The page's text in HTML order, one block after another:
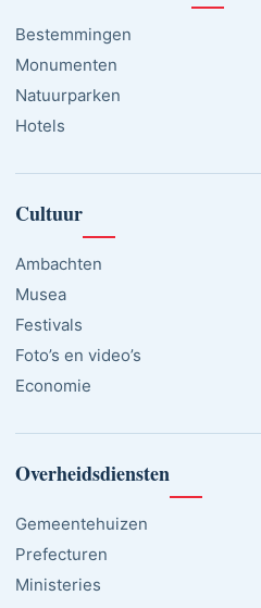
Bestemmingen
Monumenten
Natuurparken
Hotels
Cultuur
Ambachten
Musea
Festivals
Foto’s en video’s
Economie
Overheidsdiensten
Gemeentehuizen
Prefecturen
Ministeries